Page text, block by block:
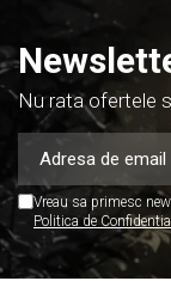
Nu rata ofertele
Vreau sa primesc
Politica de